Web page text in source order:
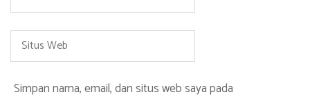
Situs
Web
Simpan nama, email, dan situs web saya pada